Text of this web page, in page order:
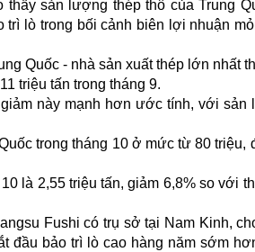
sản lượng thép thô của Trung
lò trong bối cảnh biên lợi nhuận
Quốc - nhà sản xuất thép lớn nhất
triệu tấn trong tháng 9.
này mạnh hơn ước tính, với sản
trong tháng 10 ở mức từ 80 triệu,
là 2,55 triệu tấn, giảm 6,8% so với
Fushi có trụ sở tại Nam Kinh,
đầu bảo trì lò cao hàng năm sớm